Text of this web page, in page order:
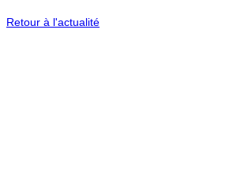
Retour à l'actualité